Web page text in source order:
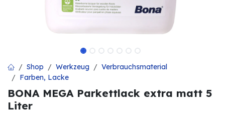
Shop Werkzeug
Verbrauchsmaterial
Farben, Lacke
BONA MEGA Parkettlack extra matt 5
Liter